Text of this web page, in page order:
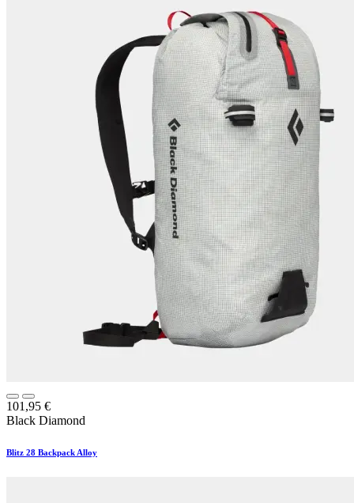
101,95 €
Black Diamond
Blitz 28 Backpack Alloy